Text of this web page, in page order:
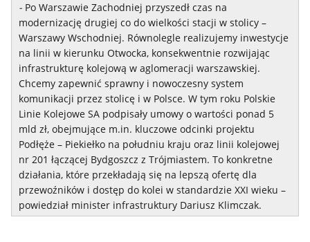
- Po Warszawie Zachodniej przyszedł czas na
modernizację drugiej co do wielkości stacji w stolicy –
Warszawy Wschodniej. Równolegle realizujemy inwestycje
na linii w kierunku Otwocka, konsekwentnie rozwijając
infrastrukturę kolejową w aglomeracji warszawskiej.
Chcemy zapewnić sprawny i nowoczesny system
komunikacji przez stolicę i w Polsce. W tym roku Polskie
Linie Kolejowe SA podpisały umowy o wartości ponad 5
mld zł, obejmujące m.in. kluczowe odcinki projektu
Podłęże – Piekiełko na południu kraju oraz linii kolejowej
nr 201 łączącej Bydgoszcz z Trójmiastem. To konkretne
działania, które przekładają się na lepszą ofertę dla
przewoźników i dostęp do kolei w standardzie XXI wieku –
powiedział minister infrastruktury Dariusz Klimczak.